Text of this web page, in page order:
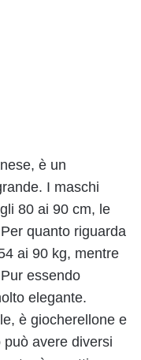
è un
I maschi
80 ai 90 cm, le
quanto riguarda
ai 90 kg, mentre
essendo
elegante.
è giocherellone e
avere diversi